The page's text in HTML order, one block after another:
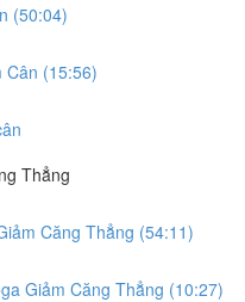
(50:04)
Cân (15:56)
Thẳng
Căng Thẳng (54:11)
Giảm Căng Thẳng (10:27)